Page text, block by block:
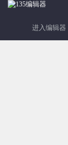
进入编辑器